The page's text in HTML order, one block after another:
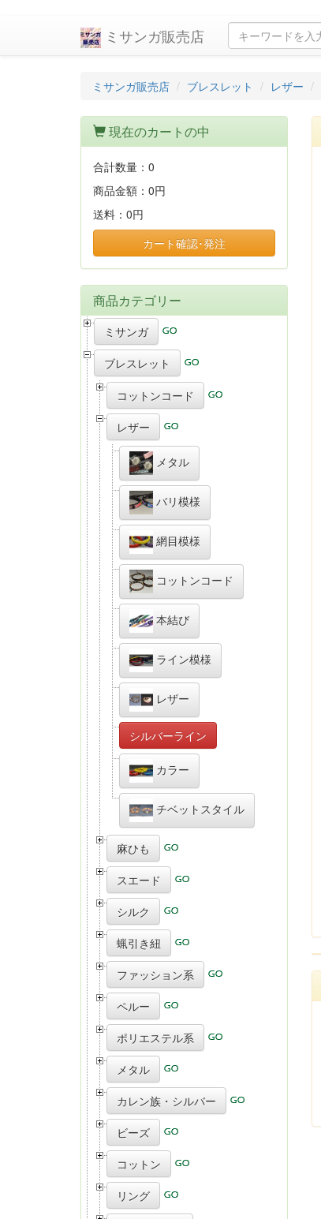
ミサンガ販売店
ミサンガ販売店 ブレスレット レザー
現在のカートの中
合計数量： 0
商品金額： 0円
送料： 0円
カート確認･発注
商品カテゴリー
ミサンガ
ブレスレット
コットンコード
レザー
メタル
バリ模様
網目模様
コットンコード
本結び
ライン模様
レザー
シルバーライン
カラー
チベットスタイル
麻ひも
スエード
シルク
蝋引き紐
ファッション系
ペルー
ポリエステル系
メタル
カレン族・シルバー
ビーズ
コットン
リング